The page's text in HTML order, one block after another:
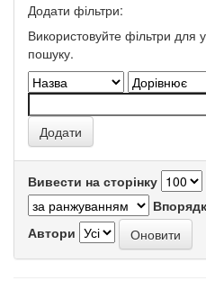
Додати фільтри:
Використовуйте фільтри для
пошуку.
Вивести на сторінку
Автори